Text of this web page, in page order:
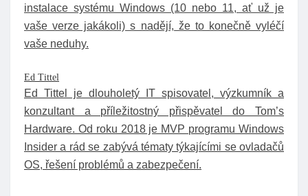
instalace systému Windows (10 nebo 11, ať už je
vaše verze jakákoli) s nadějí, že to konečně vyléčí
vaše neduhy.
Ed Tittel
Ed Tittel je dlouholetý IT spisovatel, výzkumník a
konzultant a příležitostný přispěvatel do Tom’s
Hardware. Od roku 2018 je MVP programu Windows
Insider a rád se zabývá tématy týkajícími se ovladačů
OS, řešení problémů a zabezpečení.